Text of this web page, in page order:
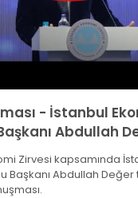
- İstanbul
Abdullah
Zirvesi kapsamında
Başkanı Abdullah Değer